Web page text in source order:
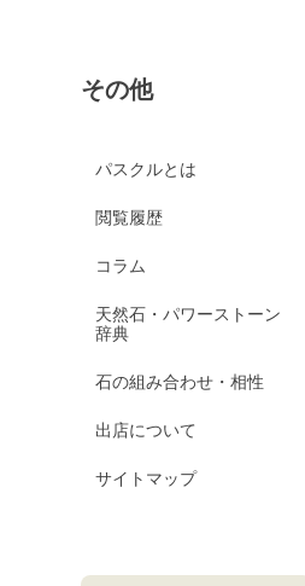
その他
パスクルとは
閲覧履歴
コラム
天然石・パワーストーン
辞典
石の組み合わせ・相性
出店について
サイトマップ